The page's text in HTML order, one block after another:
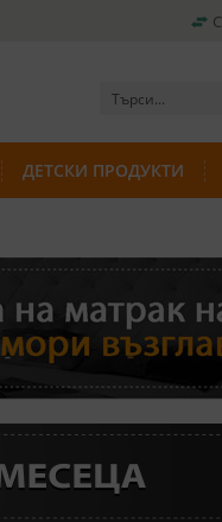
ДЕТСКИ ПРОДУКТИ